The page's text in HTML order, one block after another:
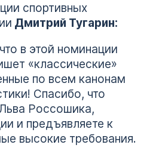
спортивных
Дмитрий Тугарин:
в этой номинации
«классические»
по всем канонам
Спасибо, что
Россошика,
и предъявляете к
высокие требования.